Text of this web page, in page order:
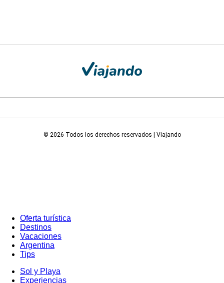
© 2026 Todos los derechos reservados | Viajando
Oferta turística
Destinos
Vacaciones
Argentina
Tips
Sol y Playa
Experiencias